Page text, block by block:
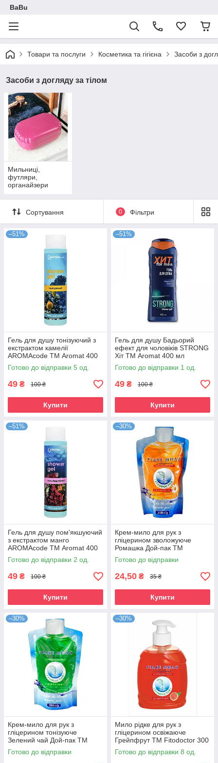
BaBu
Товари та послуги Косметика та гігієна Засоби з
Засоби з догляду за тілом
Мильниці,
футляри,
органайзери
Сортування 0 Фільтри
–51%
Гель для душу тонізуючий з
екстрактом камелії
AROMAcode ТМ Aromat 400
мл
Готово до відправки 5 од.
49 ₴ 100 ₴
Купити
–51%
Гель для душу Бадьорий
ефект для чоловіків STRONG
Хіт ТМ Aromat 400 мл
Готово до відправки 1 од.
49 ₴ 100 ₴
Купити
–51%
Гель для душу пом'якшуючий
з екстрактом манго
AROMAcode ТМ Aromat 400
мл
Готово до відправки 2 од.
49 ₴ 100 ₴
Купити
–30%
Крем-мило для рук з
гліцерином зволожуюче
Ромашка Дой-пак ТМ
Fitodoctor 300 г
Готово до відправки
24,50 ₴ 35 ₴
Купити
–30%
Крем-мило для рук з
гліцерином тонізуюче
Зелений чай Дой-пак ТМ
Fitodoctor 300 г
Готово до відправки
–30%
Мило рідке для рук з
гліцерином освіжаюче
Грейпфрут ТМ Fitodoctor 300
мл
Готово до відправки 8 од.